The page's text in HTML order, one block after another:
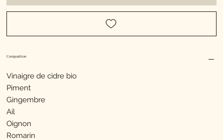
Composition
Vinaigre de cidre bio
Piment
Gingembre
Ail
Oignon
Romarin